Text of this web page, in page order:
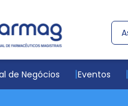
de Negócios Eventos